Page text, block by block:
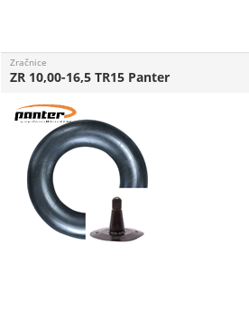
Zračnice
ZR 10,00-16,5 TR15 Panter